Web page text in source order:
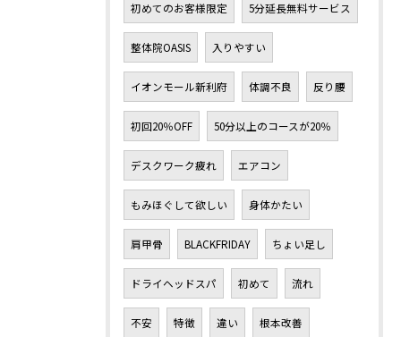
初めてのお客様限定 5分延長無料サービス
整体院OASIS 入りやすい
イオンモール新利府 体調不良 反り腰
初回20％OFF 50分以上のコースが20％
デスクワーク疲れ エアコン
もみほぐして欲しい 身体かたい
肩甲骨 BLACKFRIDAY ちょい足し
ドライヘッドスパ 初めて 流れ
不安 特徴 違い 根本改善